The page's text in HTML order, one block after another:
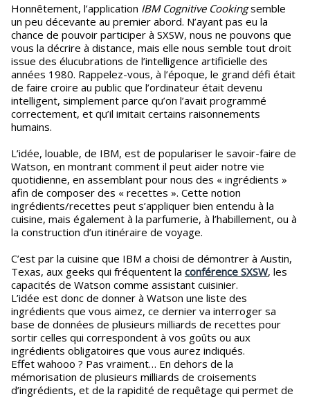
Honnêtement, l’application IBM Cognitive Cookingsemble
un peu décevante au premier abord. N’ayant pas eu la
chance de pouvoir participer à SXSW, nous ne pouvons que
vous la décrire à distance, mais elle nous semble tout droit
issue des élucubrations de l’intelligence artificielle des
années 1980. Rappelez-vous, à l’époque, le grand défi était
de faire croire au public que l’ordinateur était devenu
intelligent, simplement parce qu’on l’avait programmé
correctement, et qu’il imitait certains raisonnements
humains.
L’idée, louable, de IBM, est de populariser le savoir-faire de
Watson, en montrant comment il peut aider notre vie
quotidienne, en assemblant pour nous des « ingrédients »
afin de composer des « recettes ». Cette notion
ingrédients/recettes peut s’appliquer bien entendu à la
cuisine, mais également à la parfumerie, à l’habillement, ou à
la construction d’un itinéraire de voyage.
C’est par la cuisine que IBM a choisi de démontrer à Austin,
Texas, aux geeks qui fréquentent la conférence SXSW, les
capacités de Watson comme assistant cuisinier.
L’idée est donc de donner à Watson une liste des
ingrédients que vous aimez, ce dernier va interroger sa
base de données de plusieurs milliards de recettes pour
sortir celles qui correspondent à vos goûts ou aux
ingrédients obligatoires que vous aurez indiqués.
Effet wahooo ? Pas vraiment… En dehors de la
mémorisation de plusieurs milliards de croisements
d’ingrédients, et de la rapidité de requêtage qui permet de